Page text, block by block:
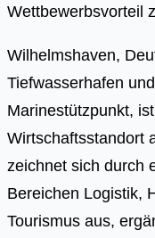
Wettbewerbsvorteil
Wilhelmshaven,
Tiefwasserhafen
Marinestützpunkt,
Wirtschaftsstandort
zeichnet sich durch
Bereichen Logistik,
Tourismus aus,